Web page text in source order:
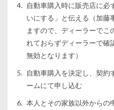
自動車購入時に販売店に必
いにする」と伝える（加藤
ますので、ディーラーでこ
れておらずディーラーで確
無効となります）
自動車購入を決定し、契約
ームにて申し込む
本人とその家族以外からの